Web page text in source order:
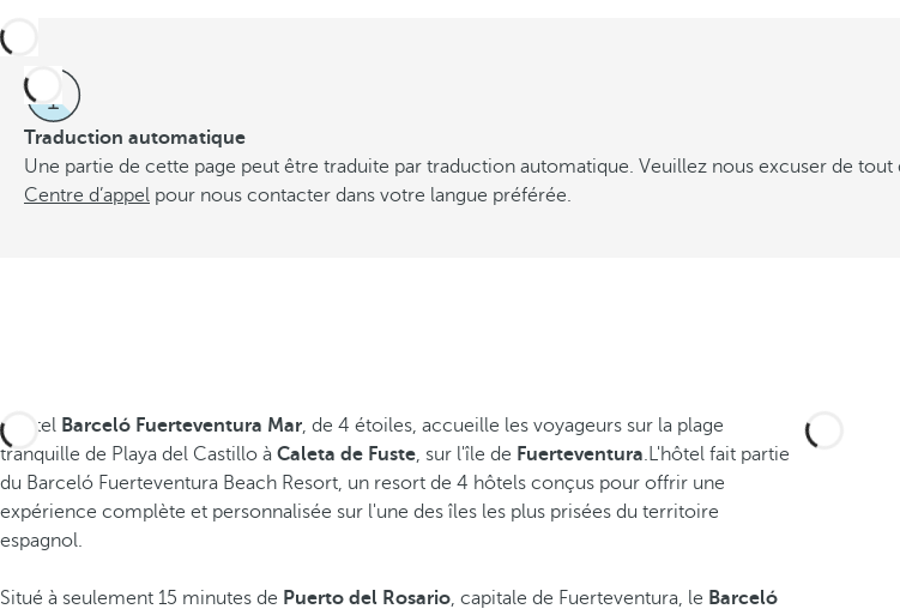
Partager
Ajouter aux favoris
Découvrez nos photos et vidéos
Traduction automatique
Une partie de cette page peut être traduite par traduction automatique. Veuillez nous excuser de tout
Centre d’appel pour nous contacter dans votre langue préférée.
L'hôtel Barceló Fuerteventura Mar, de 4 étoiles, accueille les voyageurs sur la plage
tranquille de Playa del Castillo à Caleta de Fuste, sur l'île de Fuerteventura.L'hôtel fait partie
du Barceló Fuerteventura Beach Resort, un resort de 4 hôtels conçus pour offrir une
expérience complète et personnalisée sur l'une des îles les plus prisées du territoire
espagnol.
Situé à seulement 15 minutes de Puerto del Rosario, capitale de Fuerteventura, le Barceló